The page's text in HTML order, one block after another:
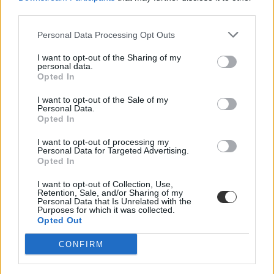
Personal Data Processing Opt Outs
I want to opt-out of the Sharing of my
personal data.
Opted In
I want to opt-out of the Sale of my
Personal Data.
Opted In
I want to opt-out of processing my
Personal Data for Targeted Advertising.
Opted In
I want to opt-out of Collection, Use,
Retention, Sale, and/or Sharing of my
Personal Data that Is Unrelated with the
Purposes for which it was collected.
Opted Out
CONFIRM
corvinus
MOL